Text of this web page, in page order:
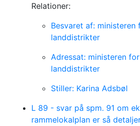
Relationer:
Besvaret af:
landdistrikter
Adressat: ministeren
landdistrikter
Stiller: Karina Adsbøl
L 89 - svar på spm. 91 om
rammelokalplan er så